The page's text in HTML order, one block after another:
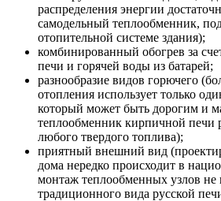
распределения энергии
самодельный теплообменник,
отопительной системе здания);
комбинированный обогрев за
печи и горячей воды из батарей;
разнообразие видов горючего
отопления использует только
который может быть дорогим и
теплообменник кирпичной печи
любого твердого топлива);
приятный внешний вид
дома нередко происходит в
монтаж теплообменных узлов не
традиционного вида русской